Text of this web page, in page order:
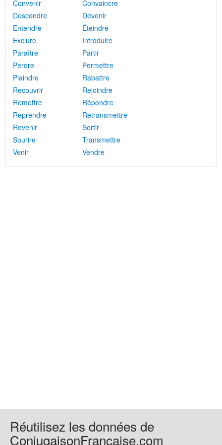
Convenir
Convaincre
Descendre
Devenir
Entendre
Éteindre
Exclure
Introduire
Paraître
Partir
Perdre
Permettre
Plaindre
Rabattre
Recouvrir
Rejoindre
Remettre
Répondre
Reprendre
Retransmettre
Revenir
Sortir
Sourire
Transmettre
Venir
Vendre
Réutilisez les données de
ConjugaisonFrancaise.com